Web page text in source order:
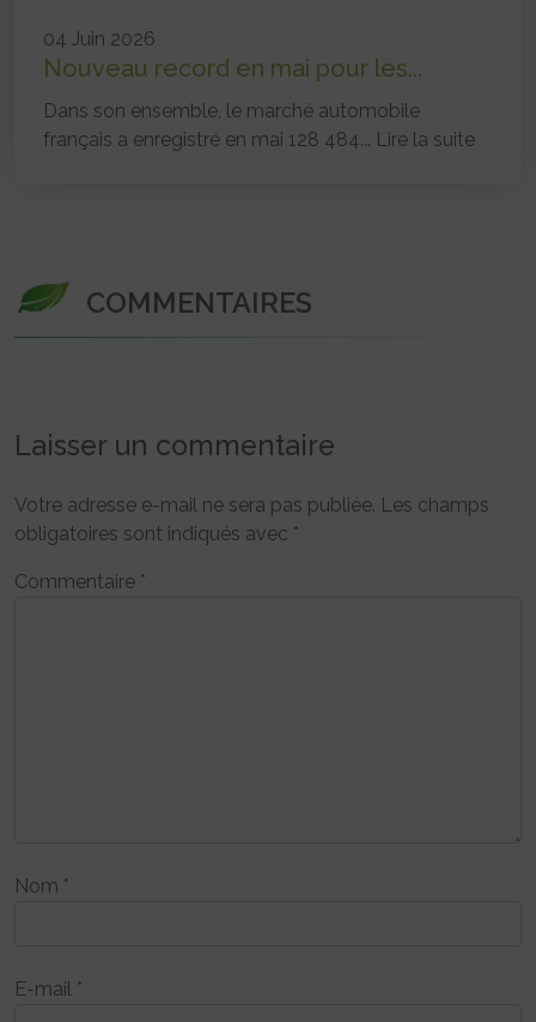
04 Juin 2026
Nouveau record en mai pour les...
Dans son ensemble, le marché automobile
français a enregistré en mai 128 484... Lire la suite
COMMENTAIRES
Laisser un commentaire
Votre adresse e-mail ne sera pas publiée. Les champs
obligatoires sont indiqués avec *
Commentaire *
Nom *
E-mail *